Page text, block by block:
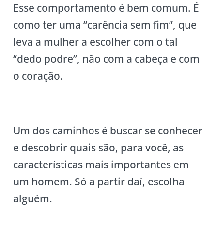
Esse comportamento é bem comum. É
como ter uma “carência sem fim”, que
leva a mulher a escolher com o tal
“dedo podre”, não com a cabeça e com
o coração.
Um dos caminhos é buscar se conhecer
e descobrir quais são, para você, as
características mais importantes em
um homem. Só a partir daí, escolha
alguém.